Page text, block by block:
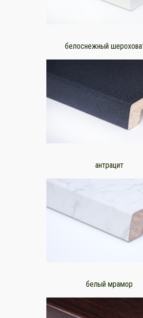
белоснежный
антрацит
белый мрамор